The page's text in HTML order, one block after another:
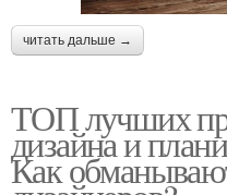
читать дальше →
ТОП лучших
дизайна и
Как